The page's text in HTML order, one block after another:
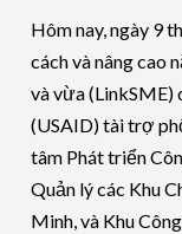
Hôm nay, ngày 9
cách và nâng cao
và vừa (LinkSME)
(USAID) tài trợ
tâm Phát triển
Quản lý các Khu
Minh, và Khu